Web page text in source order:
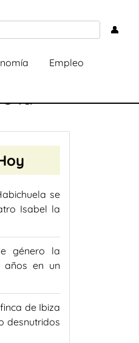
👤
Empleo
la
se
Isabel la
género la
años en un
de Ibiza
desnutridos